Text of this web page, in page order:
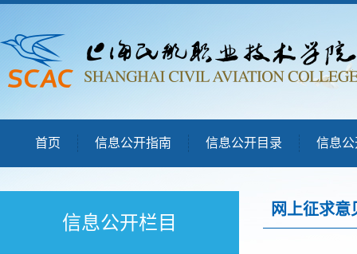
首页 信息公开指南 信息公开目录 信息
信息公开栏目
网上征求意